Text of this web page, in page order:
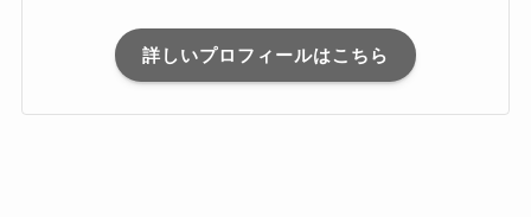
詳しいプロフィールはこちら